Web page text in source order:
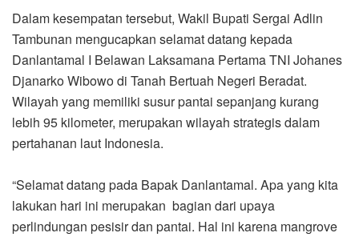
Dalam kesempatan tersebut, Wakil Bupati Sergai Adlin
Tambunan mengucapkan selamat datang kepada
Danlantamal I Belawan Laksamana Pertama TNI Johanes
Djanarko Wibowo di Tanah Bertuah Negeri Beradat.
Wilayah yang memiliki susur pantai sepanjang kurang
lebih 95 kilometer, merupakan wilayah strategis dalam
pertahanan laut Indonesia.
“Selamat datang pada Bapak Danlantamal. Apa yang kita
lakukan hari ini merupakan bagian dari upaya
perlindungan pesisir dan pantai. Hal ini karena mangrove